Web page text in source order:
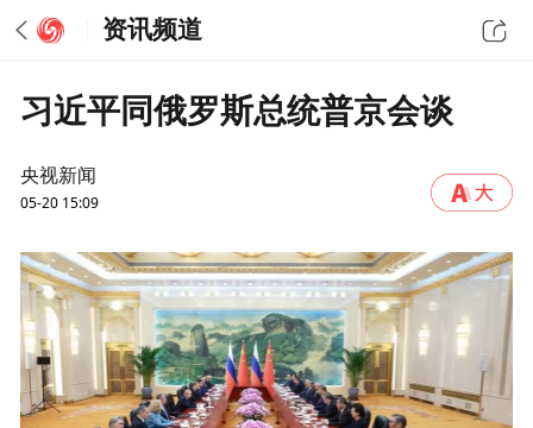
资讯频道
习近平同俄罗斯总统普京会谈
央视新闻
05-20 15:09